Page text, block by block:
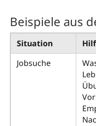
Beispiele aus
Situation
Jobsuche